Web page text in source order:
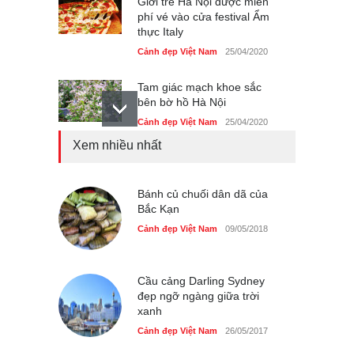
phí vé vào cửa festival Ẩm
thực Italy
Cảnh đẹp Việt Nam 25/04/2020
Tam giác mạch khoe sắc
bên bờ hồ Hà Nội
Cảnh đẹp Việt Nam 25/04/2020
Cảnh đẹp Việt Nam 24/04/2020
Những món ăn đồng quê
Xem nhiều nhất
Bánh củ chuối dân dã của
Bắc Kạn
Cảnh đẹp Việt Nam 09/05/2018
Cầu cảng Darling Sydney
đẹp ngỡ ngàng giữa trời
xanh
Cảnh đẹp Việt Nam 26/05/2017